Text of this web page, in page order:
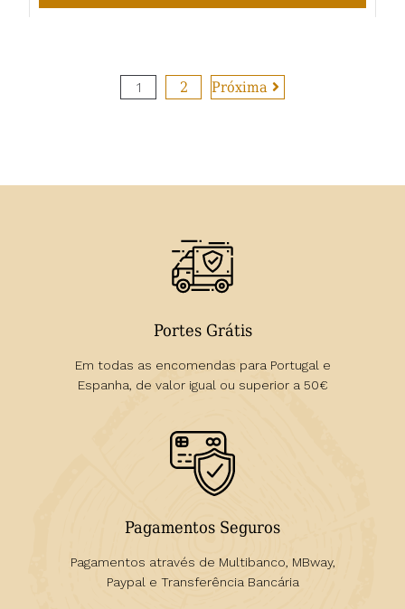
1 2 Próxima
Portes Grátis
Em todas as encomendas para Portugal e
Espanha, de valor igual ou superior a 50€
Pagamentos Seguros
Pagamentos através de Multibanco, MBway,
Paypal e Transferência Bancária